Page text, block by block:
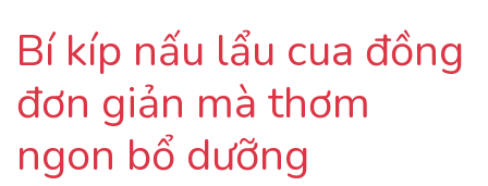
Bí kíp nấu lẩu cua đồng
đơn giản mà thơm
ngon bổ dưỡng